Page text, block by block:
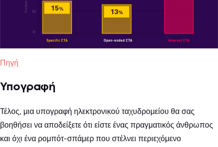
Πηγή
Υπογραφή
Τέλος, μια υπογραφή ηλεκτρονικού ταχυδρομείου θα σας
βοηθήσει να αποδείξετε ότι είστε ένας πραγματικός άνθρωπος
και όχι ένα ρομπότ-σπάμερ που στέλνει περιεχόμενο